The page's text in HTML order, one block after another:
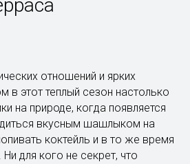
отношений и ярких
в этот теплый сезон настолько
на природе, когда появляется
вкусным шашлыком на
коктейль и в то же время
для кого не секрет, что